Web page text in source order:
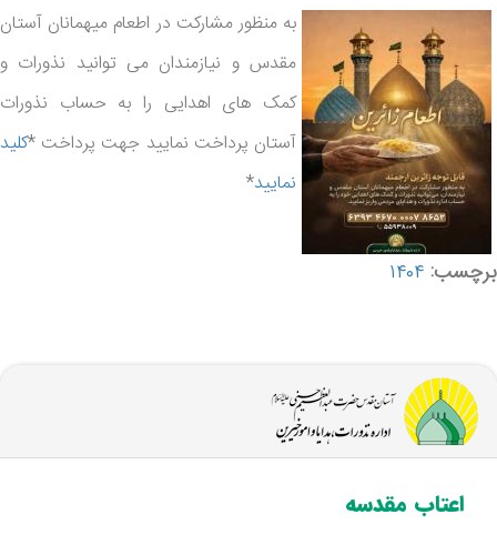
به منظور مشارکت در اطعام میهمانان آستان
مقدس و نیازمندان می توانید نذورات و
کمک های اهدایی را به حساب نذورات
آستان پرداخت نمایید جهت پرداخت *کلید
نمایید*
برچسب: ۱۴۰۴
اعتاب مقدسه